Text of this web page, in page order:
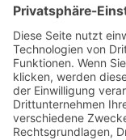
Die
muss von
vollzogen
Synonyme: